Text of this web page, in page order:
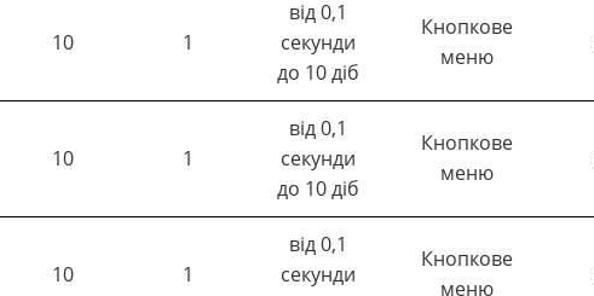
10 1
від 0,1
секунди
до 10 діб
Кнопкове
меню
10 1
від 0,1
секунди
до 10 діб
Кнопкове
меню
10 1
від 0,1
секунди
Кнопкове
меню